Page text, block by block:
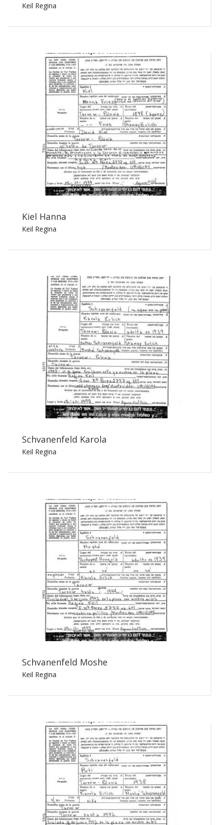
Keil Regina
Kiel Hanna
Keil Regina
Schvanenfeld Karola
Keil Regina
Schvanenfeld Moshe
Keil Regina